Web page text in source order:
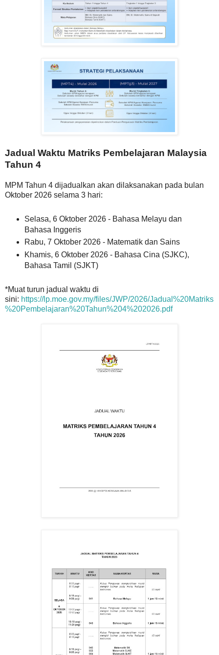
Jadual Waktu Matriks Pembelajaran Malaysia
Tahun 4
MPM Tahun 4 dijadualkan akan dilaksanakan pada bulan
Oktober 2026 selama 3 hari:
Selasa, 6 Oktober 2026 - Bahasa Melayu dan
Bahasa Inggeris
Rabu, 7 Oktober 2026 - Matematik dan Sains
Khamis, 6 Oktober 2026 - Bahasa Cina (SJKC),
Bahasa Tamil (SJKT)
*Muat turun jadual waktu di
sini: https://lp.moe.gov.my/files/JWP/2026/Jadual%20Matriks
%20Pembelajaran%20Tahun%204%202026.pdf